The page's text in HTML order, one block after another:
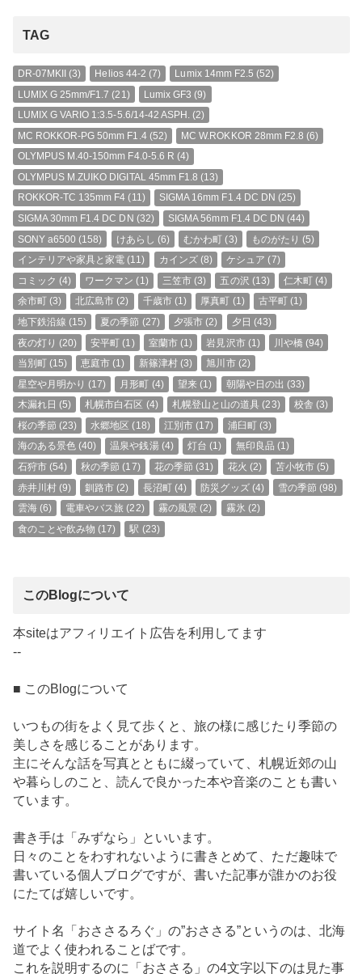
TAG
DR-07MKII (3) Helios 44-2 (7) Lumix 14mm F2.5 (52)
LUMIX G 25mm/F1.7 (21) Lumix GF3 (9)
LUMIX G VARIO 1:3.5-5.6/14-42 ASPH. (2)
MC ROKKOR-PG 50mm F1.4(52) MC W.ROKKOR 28mm F2.8 (6)
OLYMPUS M.40-150mm F4.0-5.6 R (4)
OLYMPUS M.ZUIKO DIGITAL 45mm F1.8 (13)
ROKKOR-TC 135mm F4 (11) SIGMA 16mm F1.4 DC DN (25)
SIGMA 30mm F1.4 DC DN (32) SIGMA 56mm F1.4 DC DN (44)
SONY a6500 (158) けあらし (6) むかわ町 (3) ものがたり (5)
インテリアや家具と家電 (11) カインズ(8) ケシュア (7)
コミック (4) ワークマン (1) 三笠市 (3) 五の沢 (13) 仁木町 (4)
余市町(3) 北広島市 (2) 千歳市(1) 厚真町 (1) 古平町 (1)
地下鉄沿線 (15) 夏の季節 (27) 夕張市 (2) 夕日 (43)
夜の灯り (20) 安平町 (1) 室蘭市(1) 岩見沢市(1) 川や橋 (94)
当別町(15) 恵庭市 (1) 新篠津村(3) 旭川市(2)
星空や月明かり (17) 月形町 (4) 望来 (1) 朝陽や日の出 (33)
木漏れ日 (5) 札幌市白石区 (4) 札幌登山と山の道具 (23) 校舎 (3)
桜の季節 (23) 水郷地区 (18) 江別市 (17) 浦臼町(3)
海のある景色(40) 温泉や銭湯(4) 灯台 (1) 無印良品 (1)
石狩市(54) 秋の季節 (17) 花の季節 (31) 花火 (2) 苫小牧市 (5)
赤井川村(9) 釧路市 (2) 長沼町(4) 防災グッズ(4) 雪の季節 (98)
雲海(6) 電車やバス旅 (22) 霧の風景 (2) 霧氷 (2)
食のことや飲み物 (17) 駅 (23)
このBlogについて
本siteはアフィリエイト広告を利用してます
--
■ このBlogについて
いつもの街をよく見て歩くと、旅の様に感じたり季節の
美しさを感じることがあります。
主にそんな話を写真とともに綴っていて、札幌近郊の山
や暮らしのこと、読んで良かった本や音楽のことも書い
ています。
書き手は「みずなら」といいます。
日々のことをわすれないように書きとめて、ただ趣味で
書いている個人ブログですが、書いた記事が誰かのお役
にたてば嬉しいです。
サイト名「おささるろぐ」の”おささる”というのは、北海
道でよく使われることばです。
これを説明するのに「おささる」の4文字以下のは見た事